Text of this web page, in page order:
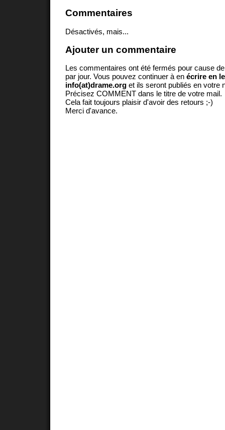
Commentaires
Désactivés, mais...
Ajouter un commentaire
Les commentaires ont été fermés pour cause
par jour. Vous pouvez continuer à en écrire en
info(at)drame.org et ils seront publiés en votre
Précisez COMMENT dans le titre de votre mail.
Cela fait toujours plaisir d'avoir des retours ;-)
Merci d'avance.